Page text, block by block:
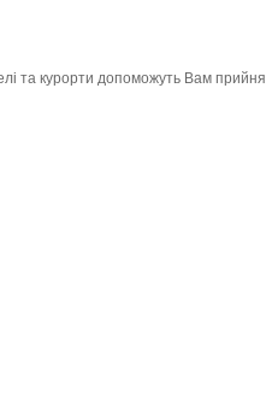
та курорти допоможуть Вам